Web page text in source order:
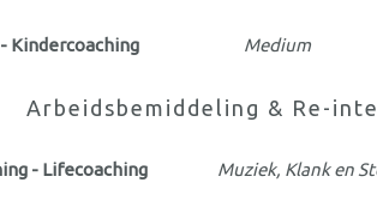
Kindercoaching Medium
Arbeidsbemiddeling & Re-
- Lifecoaching Muziek, Klank en